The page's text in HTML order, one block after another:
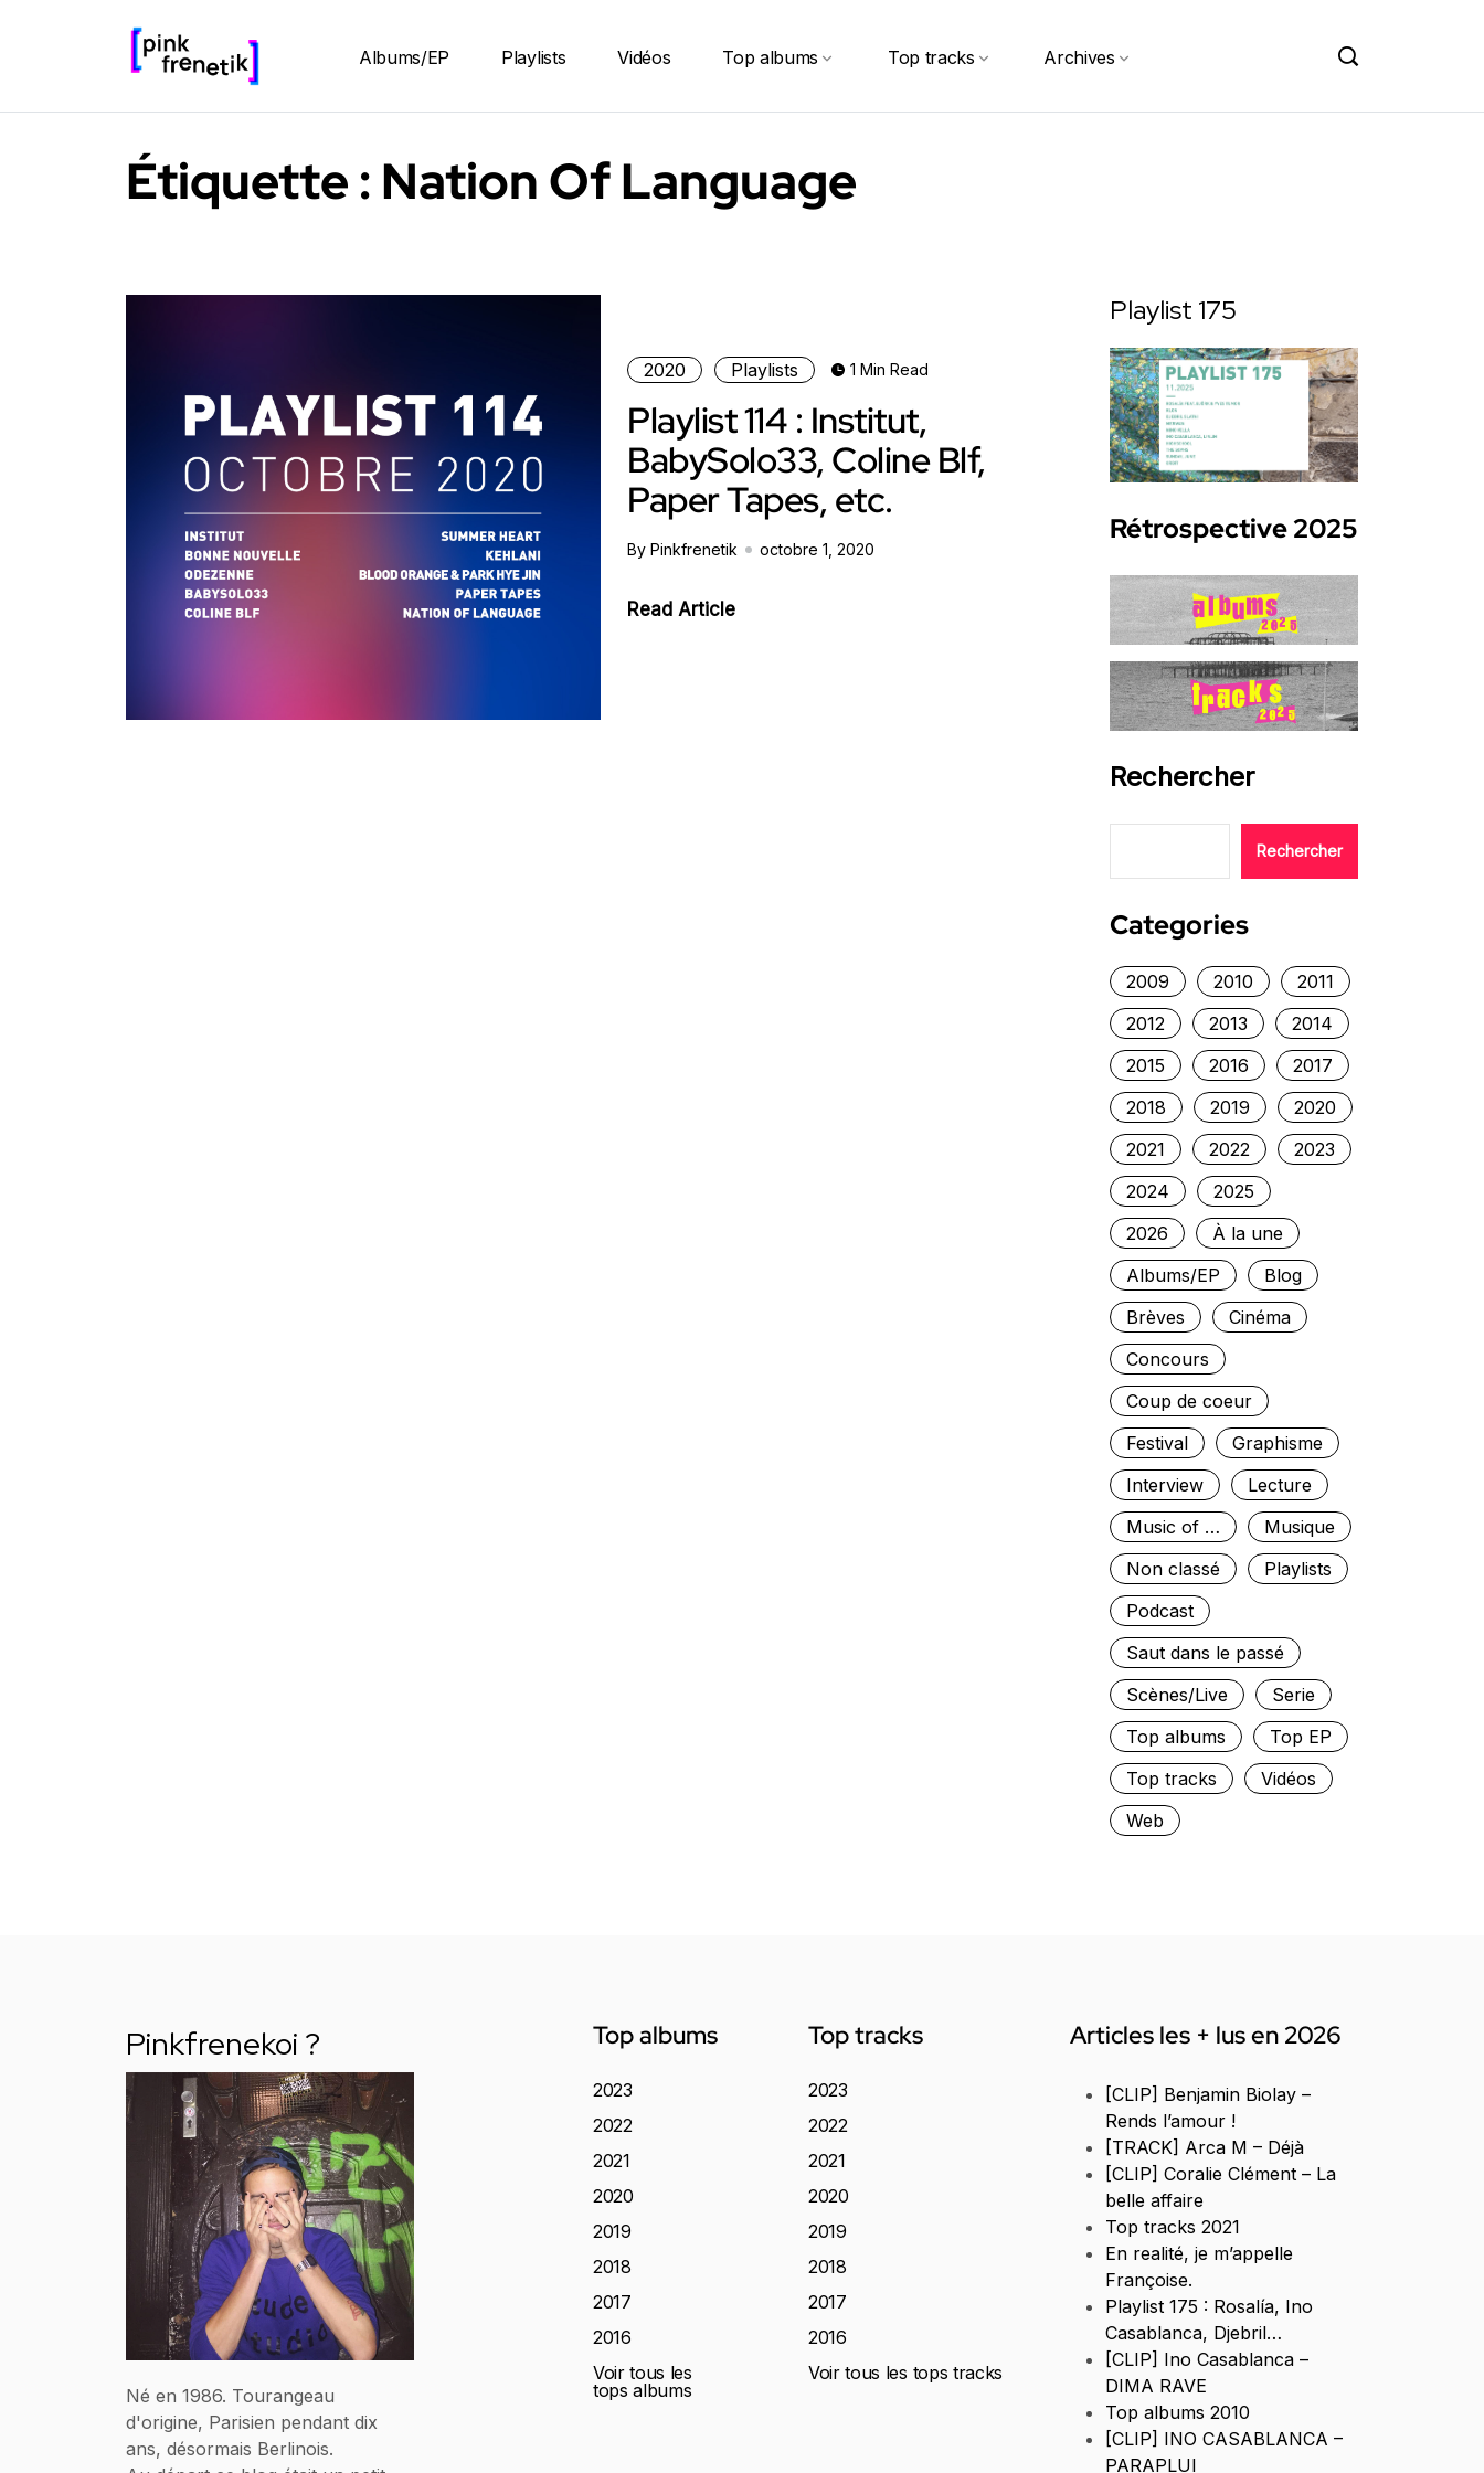
Albums/EP Playlists Vidéos Top albums Top tracks Archives
Étiquette : Nation Of Language
2020 Playlists 1 Min Read
Playlist 114 : Institut,
BabySolo33, Coline Blf,
Paper Tapes, etc.
By Pinkfrenetik octobre 1, 2020
Read Article
Playlist 175
Rétrospective 2025
Rechercher
Rechercher
Categories
2009 2010
2011
2012
2013
2014
2015
2016
2017
2018
2019
2020
2021
2022
2023
2024
2025
2026
À la une
Albums/EP
Blog
Brèves
Cinéma
Concours
Coup de coeur
Festival
Graphisme
Interview
Lecture
Music of …
Musique
Non classé
Playlists
Podcast
Saut dans le passé
Scènes/Live
Serie
Top albums
Top EP
Top tracks
Vidéos
Web
Pinkfrenekoi ?
Né en 1986. Tourangeau
d'origine, Parisien pendant dix
ans, désormais Berlinois.
Top albums
2023
2022
2021
2020
2019
2018
2017
2016
Voir tous les
tops albums
Top tracks
2023
2022
2021
2020
2019
2018
2017
2016
Voir tous les tops tracks
Articles les + lus en 2026
[CLIP] Benjamin Biolay –
Rends l’amour !
[TRACK] Arca M – Déjà
[CLIP] Coralie Clément – La
belle affaire
Top tracks 2021
En realité, je m’appelle
Françoise.
Playlist 175 : Rosalía, Ino
Casablanca, Djebril…
[CLIP] Ino Casablanca –
DIMA RAVE
Top albums 2010
[CLIP] INO CASABLANCA –
PARAPLUI